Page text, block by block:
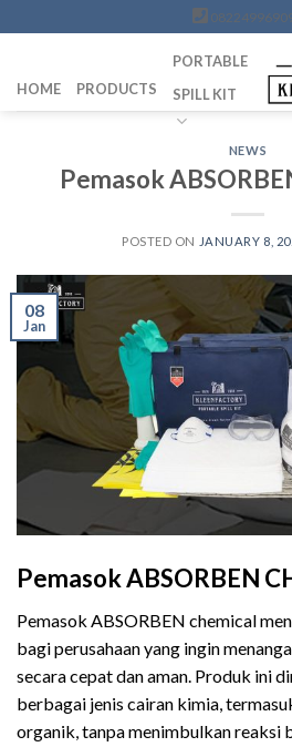
to
HOME PRODUCTS
PORTABLE
SPILL KIT
NEWS
Pemasok
POSTED ON JANUARY 8,
08
Jan
Pemasok ABSORBEN
Pemasok ABSORBEN chemical
bagi perusahaan yang ingin
secara cepat dan aman. Produk ini
berbagai jenis cairan kimia,
organik, tanpa menimbulkan reaksi